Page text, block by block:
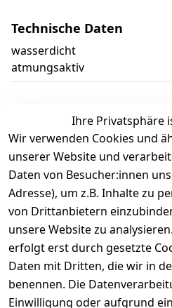
Technische Daten
wasserdicht
atmungsaktiv
Kundenbewertungen
Basierend auf 0
Bewertung
5
4
Ihre Privatsphäre
Wir verwenden Cookies und
unserer Website und
Daten von Besucher:innen
Adresse), um z.B. Inhalte zu
von Drittanbietern
unsere Website zu
erfolgt erst durch gesetzte
Daten mit Dritten, die wir in
benennen. Die
Einwilligung oder aufgrund